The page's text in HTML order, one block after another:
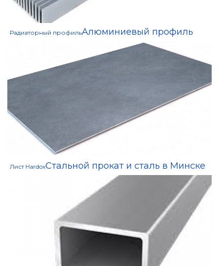
Радиаторный профильАлюминиевый профиль
Лист HardoxСтальной прокат и сталь в Минске